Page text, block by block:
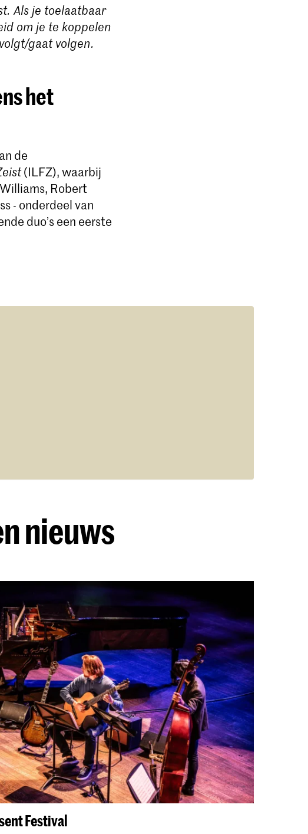
Als je toelaatbaar
om je te koppelen
/gaat volgen.
het
de
(ILFZ), waarbij
Robert
- onderdeel van
duo’s een eerste
nieuws
Festival